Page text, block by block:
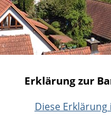
Erklärung zur
Diese